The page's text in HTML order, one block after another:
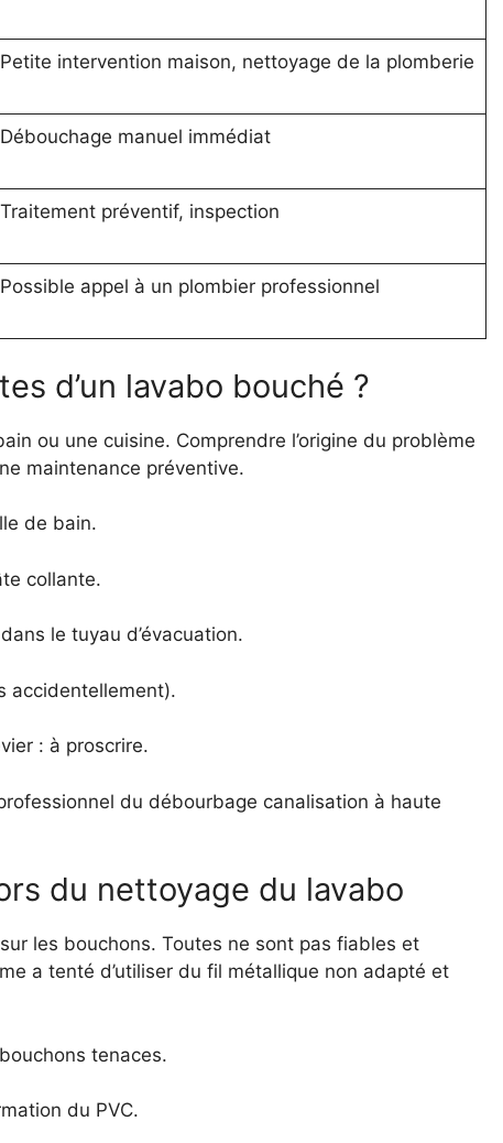
Petite intervention maison, nettoyage de la plomberie
Débouchage manuel immédiat
Traitement préventif, inspection
Possible appel à un plombier professionnel
d’un lavabo bouché ?
ou une cuisine. Comprendre l’origine du problème
maintenance préventive.
de bain.
collante.
le tuyau d’évacuation.
accidentellement).
: à proscrire.
du débourbage canalisation à haute
du nettoyage du lavabo
les bouchons. Toutes ne sont pas fiables et
a tenté d’utiliser du fil métallique non adapté et
tenaces.
du PVC.